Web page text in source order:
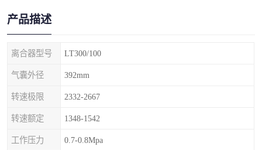
产品描述
离合器型号 LT300/100
气囊外径 392mm
转速极限 2332-2667
转速额定 1348-1542
工作压力 0.7-0.8Mpa